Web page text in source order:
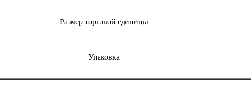
Размер торговой единицы
Упаковка